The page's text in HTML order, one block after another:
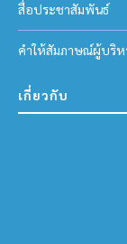
สื่อประชาสัมพันธ์
คำให้สัมภาษณ์ผู้บริห
เกี่ยวกับ